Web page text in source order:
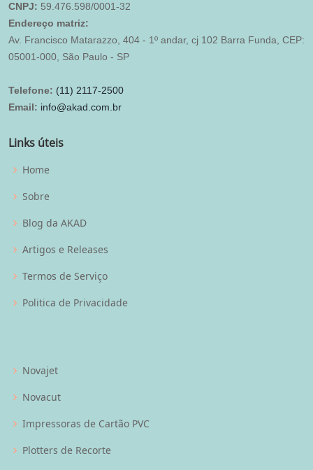
CNPJ: 59.476.598/0001-32
Endereço matriz:
Av. Francisco Matarazzo, 404 - 1º andar, cj 102 Barra Funda, CEP:
05001-000, São Paulo - SP
Telefone: (11) 2117-2500
Email: info@akad.com.br
Links úteis
Home
Sobre
Blog da AKAD
Artigos e Releases
Termos de Serviço
Politica de Privacidade
Novajet
Novacut
Impressoras de Cartão PVC
Plotters de Recorte